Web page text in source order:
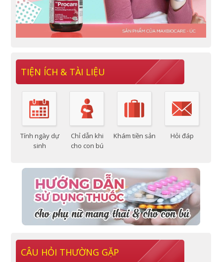
TIỆN ÍCH & TÀI LIỆU
Tính ngày dự
sinh
Chỉ dẫn khi
cho con bú
Khám tiền sản Hỏi đáp
CÂU HỎI THƯỜNG GẶP